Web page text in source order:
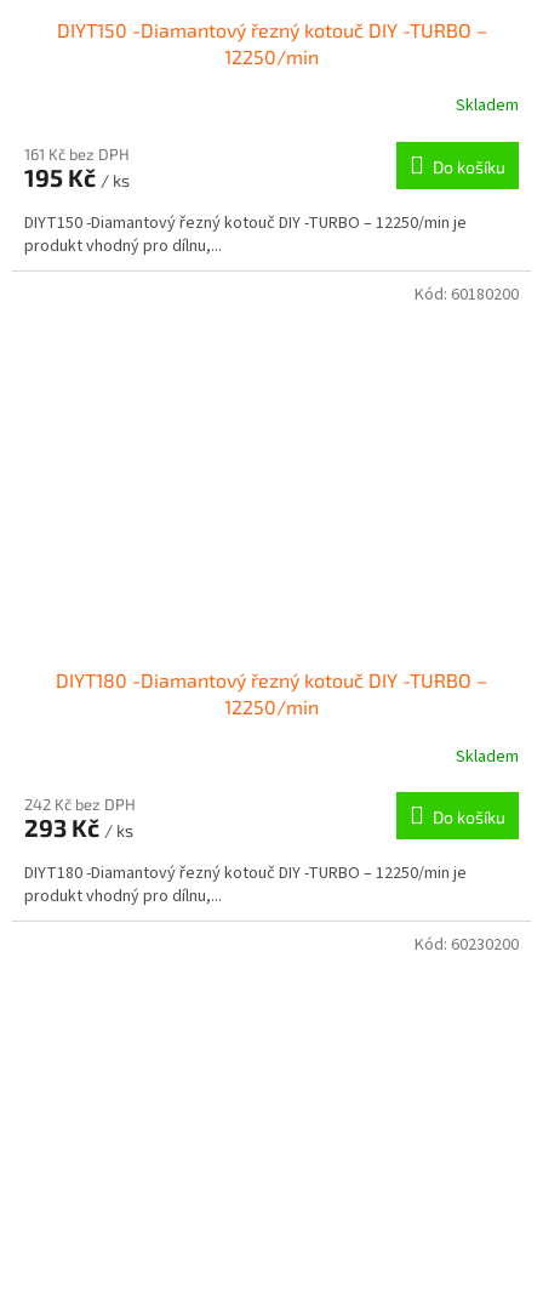
DIYT150 -Diamantový řezný kotouč DIY -TURBO –
12250/min
Skladem
161 Kč bez DPH
195 Kč / ks
Do košíku
DIYT150 -Diamantový řezný kotouč DIY -TURBO – 12250/min je
produkt vhodný pro dílnu,...
DIYT180 -Diamantový řezný kotouč DIY -TURBO –
12250/min
Skladem
242 Kč bez DPH
293 Kč / ks
Do košíku
DIYT180 -Diamantový řezný kotouč DIY -TURBO – 12250/min je
produkt vhodný pro dílnu,...
Kód: 60180200
Kód: 60230200